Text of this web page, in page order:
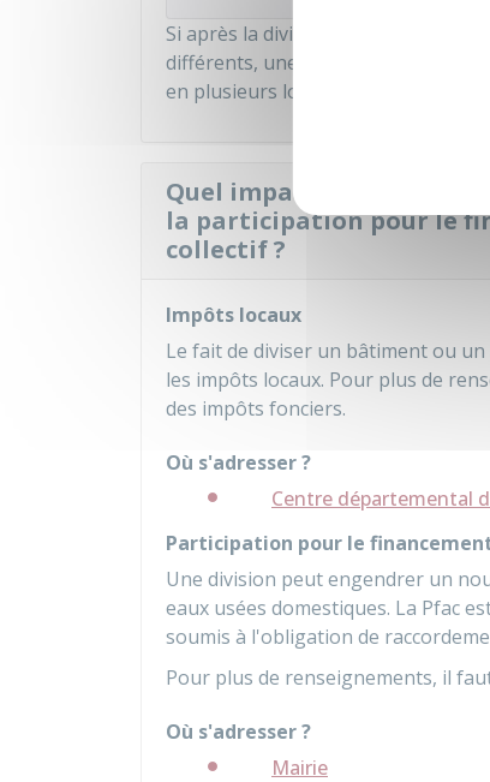
Si après la division d'un bâtiment,
différents, une copropriété doit
en plusieurs lots qui
Quel impact peut avoir
la participation pour le
collectif ?
Impôts locaux
Le fait de diviser un bâtiment ou
les impôts locaux. Pour plus de
des impôts fonciers.
Où s'adresser ?
Centre départemental
Participation pour le
Une division peut engendrer un
eaux usées domestiques. La Pfac
soumis à l'obligation de
Pour plus de renseignements, il
Où s'adresser ?
Mairie